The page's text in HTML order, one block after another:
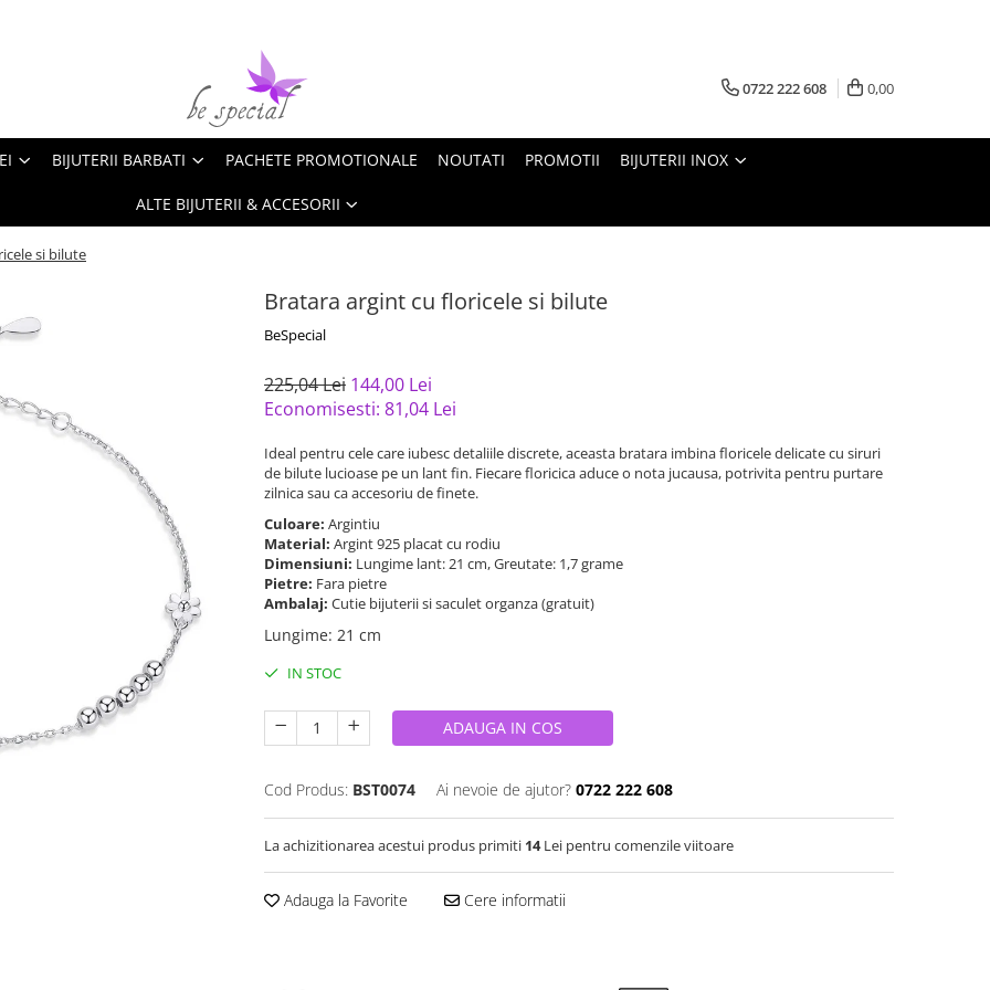
0722 222 608 0,00
BIJUTERII BARBATI PACHETE PROMOTIONALE NOUTATI PROMOTII BIJUTERII INOX
ALTE BIJUTERII & ACCESORII
si bilute
Bratara argint cu floricele si bilute
BeSpecial
225,04 Lei 144,00 Lei
Economisesti: 81,04 Lei
Ideal pentru cele care iubesc detaliile discrete, aceasta bratara imbina floricele delicate cu siruri
de bilute lucioase pe un lant fin. Fiecare floricica aduce o nota jucausa, potrivita pentru purtare
zilnica sau ca accesoriu de finete.
Culoare: Argintiu
Material: Argint 925 placat cu rodiu
Dimensiuni: Lungime lant: 21 cm, Greutate: 1,7 grame
Pietre: Fara pietre
Ambalaj: Cutie bijuterii si saculet organza (gratuit)
Lungime: 21 cm
IN STOC
ADAUGA IN COS
Cod Produs: BST0074 Ai nevoie de ajutor? 0722 222 608
La achizitionarea acestui produs primiti 14Lei pentru comenzile viitoare
Adauga la Favorite Cere informatii